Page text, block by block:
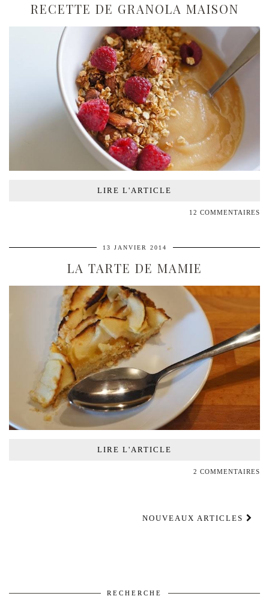
RECETTE DE GRANOLA MAISON
LIRE L'ARTICLE
12 COMMENTAIRES
13 JANVIER 2014
LA TARTE DE MAMIE
LIRE L'ARTICLE
2 COMMENTAIRES
NOUVEAUX ARTICLES
RECHERCHE